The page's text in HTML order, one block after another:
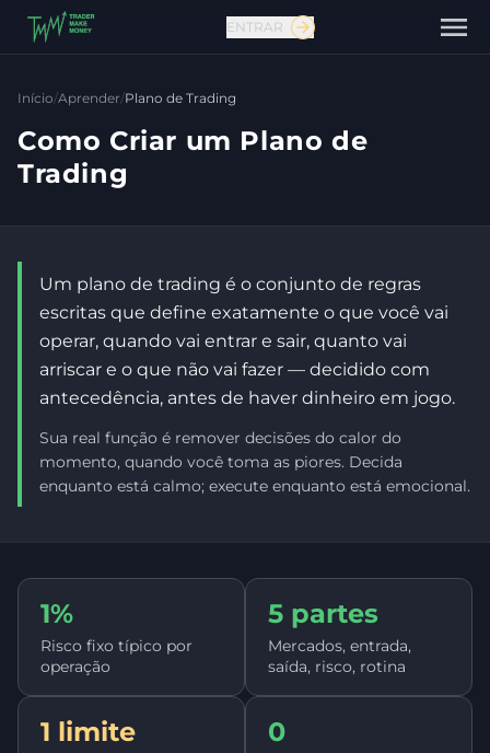
Fale conosco
ENTRAR
Início/Aprender/Plano de Trading
Como Criar um Plano de
Trading
Um plano de trading é o conjunto de regras
escritas que define exatamente o que você vai
operar, quando vai entrar e sair, quanto vai
arriscar e o que não vai fazer — decidido com
antecedência, antes de haver dinheiro em jogo.
Sua real função é remover decisões do calor do
momento, quando você toma as piores. Decida
enquanto está calmo; execute enquanto está emocional.
1%
Risco fixo típico por
operação
5 partes
Mercados, entrada,
saída, risco, rotina
1 limite 0